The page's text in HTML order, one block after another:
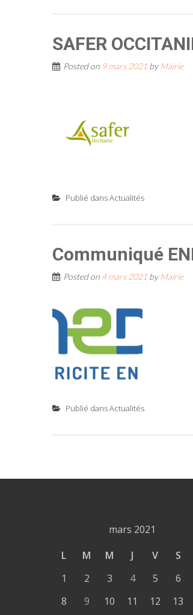
SAFER
Posted on 9 mars 2021 byMairie
Publié dansActualités
Communiqué
Posted on 4 mars 2021 byMairie
Publié dansActualités
mars 2021
L
M M J V S
1
2 3 4 5 6
8
9 10 11 12 13